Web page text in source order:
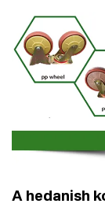
A hedanish